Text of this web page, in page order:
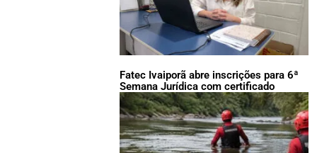
Fatec Ivaiporã abre inscrições para 6ª
Semana Jurídica com certificado